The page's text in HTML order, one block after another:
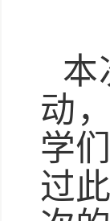
本
动
学
过